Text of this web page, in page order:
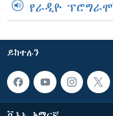
የራዲዮ
ይከተሉን